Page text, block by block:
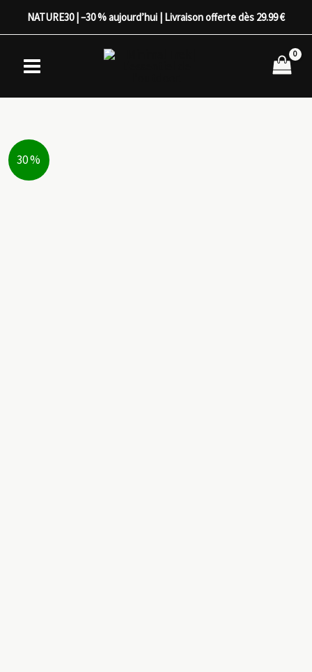
NATURE30 | –30 % aujourd’hui | Livraison offerte dès 29.99 €
30 %